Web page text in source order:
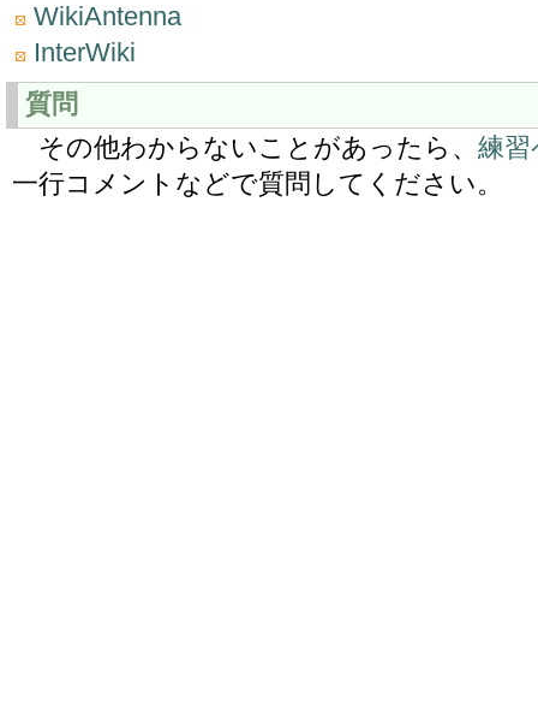
WikiAntenna
InterWiki
質問
その他わからないことがあったら、 練習
一行コメントなどで質問してください。